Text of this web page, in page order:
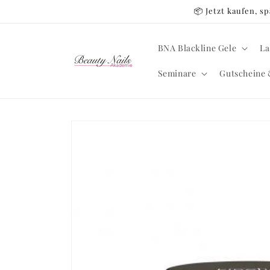
📦 Jetzt kaufen,
BNA Blackline Gele
Seminare Gutscheine